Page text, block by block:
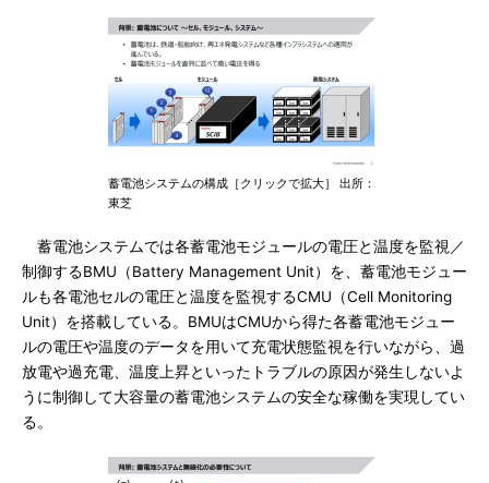
蓄電池システムの構成［クリックで拡大］ 出所：
東芝
蓄電池システムでは各蓄電池モジュールの電圧と温度を監視／
制御するBMU（Battery Management Unit）を、蓄電池モジュー
ルも各電池セルの電圧と温度を監視するCMU（Cell Monitoring
Unit）を搭載している。BMUはCMUから得た各蓄電池モジュー
ルの電圧や温度のデータを用いて充電状態監視を行いながら、過
放電や過充電、温度上昇といったトラブルの原因が発生しないよ
うに制御して大容量の蓄電池システムの安全な稼働を実現してい
る。